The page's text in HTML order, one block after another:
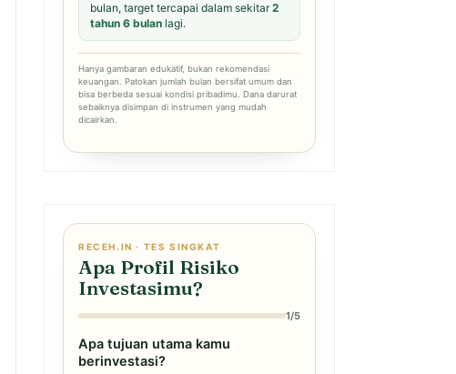
bulan, target tercapai dalam sekitar2
tahun 6 bulan lagi.
Hanya gambaran edukatif, bukan rekomendasi
keuangan. Patokan jumlah bulan bersifat umum dan
bisa berbeda sesuai kondisi pribadimu. Dana darurat
sebaiknya disimpan di instrumen yang mudah
dicairkan.
RECEH.IN · TES SINGKAT
Apa Profil Risiko
Investasimu?
1/5
Apa tujuan utama kamu
berinvestasi?